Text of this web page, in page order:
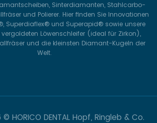
Sinterdiamanten, Stahlcarbo-
und Polierer. Hier finden Sie Innovationen
Superdiaflex® und Superapid® sowie unsere
Löwenschleifer (ideal für Zirkon),
und die kleinsten Diamant-Kugeln der
Welt.
© HORICO DENTAL Hopf, Ringleb & Co.